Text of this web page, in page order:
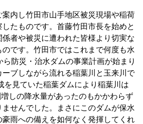
内し竹田市山手地区被災現場や稲荷
たものです。首藤竹田市長を始めと
者や被災に遭われた皆様より切実な
です。竹田市ではこれまで何度も水
防災・治水ダムの事業計画が始まり
ーブしながら流れる稲葉川と玉来川で
を見ていた稲葉ダムにより稲葉川は
しの降水量があったのもかかわらず
せんでした。まさにこのダムが保水
雨への備えを如何なく発揮してくれ